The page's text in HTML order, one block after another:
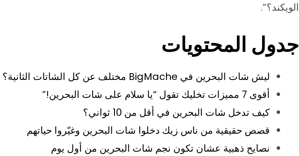
الويكند؟”.
جدول المحتويات
ليش شات البحرين في BigMache مختلف عن كل الشاتات الثانية؟
أقوى 7 مميزات تخليك تقول “يا سلام على شات البحرين!”
كيف تدخل شات البحرين في أقل من 10 ثواني؟
قصص حقيقية من ناس زيك دخلوا شات البحرين وغيّروا حياتهم
نصايح ذهبية عشان تكون نجم شات البحرين من أول يوم